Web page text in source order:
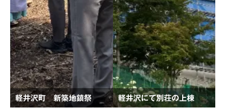
軽井沢町 新築地鎮祭 軽井沢にて別荘の上棟